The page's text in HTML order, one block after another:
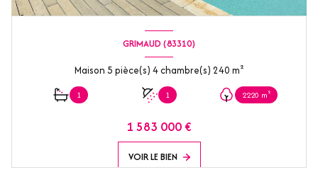
GRIMAUD (83310)
Maison 5 pièce(s) 4 chambre(s) 240 m²
1 1 2220 m²
1 583 000 €
VOIR LE BIEN